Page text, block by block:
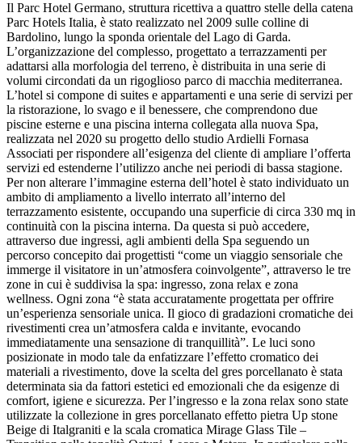
Il Parc Hotel Germano, struttura ricettiva a quattro stelle della catena
Parc Hotels Italia, è stato realizzato nel 2009 sulle colline di
Bardolino, lungo la sponda orientale del Lago di Garda.
L’organizzazione del complesso, progettato a terrazzamenti per
adattarsi alla morfologia del terreno, è distribuita in una serie di
volumi circondati da un rigoglioso parco di macchia mediterranea.
L’hotel si compone di suites e appartamenti e una serie di servizi per
la ristorazione, lo svago e il benessere, che comprendono due
piscine esterne e una piscina interna collegata alla nuova Spa,
realizzata nel 2020 su progetto dello studio Ardielli Fornasa
Associati per rispondere all’esigenza del cliente di ampliare l’offerta
servizi ed estenderne l’utilizzo anche nei periodi di bassa stagione.
Per non alterare l’immagine esterna dell’hotel è stato individuato un
ambito di ampliamento a livello interrato all’interno del
terrazzamento esistente, occupando una superficie di circa 330 mq in
continuità con la piscina interna. Da questa si può accedere,
attraverso due ingressi, agli ambienti della Spa seguendo un
percorso concepito dai progettisti “come un viaggio sensoriale che
immerge il visitatore in un’atmosfera coinvolgente”, attraverso le tre
zone in cui è suddivisa la spa: ingresso, zona relax e zona
wellness. Ogni zona “è stata accuratamente progettata per offrire
un’esperienza sensoriale unica. Il gioco di gradazioni cromatiche dei
rivestimenti crea un’atmosfera calda e invitante, evocando
immediatamente una sensazione di tranquillità”. Le luci sono
posizionate in modo tale da enfatizzare l’effetto cromatico dei
materiali a rivestimento, dove la scelta del gres porcellanato è stata
determinata sia da fattori estetici ed emozionali che da esigenze di
comfort, igiene e sicurezza. Per l’ingresso e la zona relax sono state
utilizzate la collezione in gres porcellanato effetto pietra Up stone
Beige di Italgraniti e la scala cromatica Mirage Glass Tile –